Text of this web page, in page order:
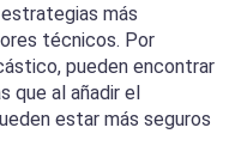
más
técnicos. Por
pueden encontrar
que al añadir el
estar más seguros